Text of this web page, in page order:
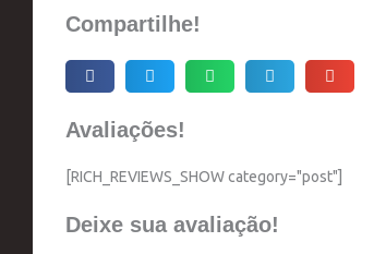
Compartilhe!
Avaliações!
[RICH_REVIEWS_SHOW category="post"]
Deixe sua avaliação!